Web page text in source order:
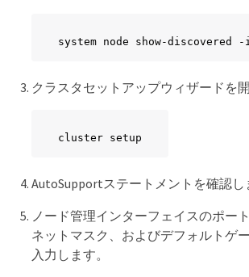
system node show-
クラスタセットアップウィザードを開
cluster setup
AutoSupportステートメントを確認し
ノード管理インターフェイスのポー
ネットマスク、およびデフォルトゲ
入力します。